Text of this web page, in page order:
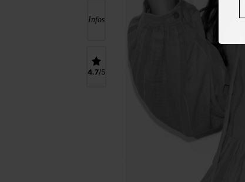
Infos
4.7